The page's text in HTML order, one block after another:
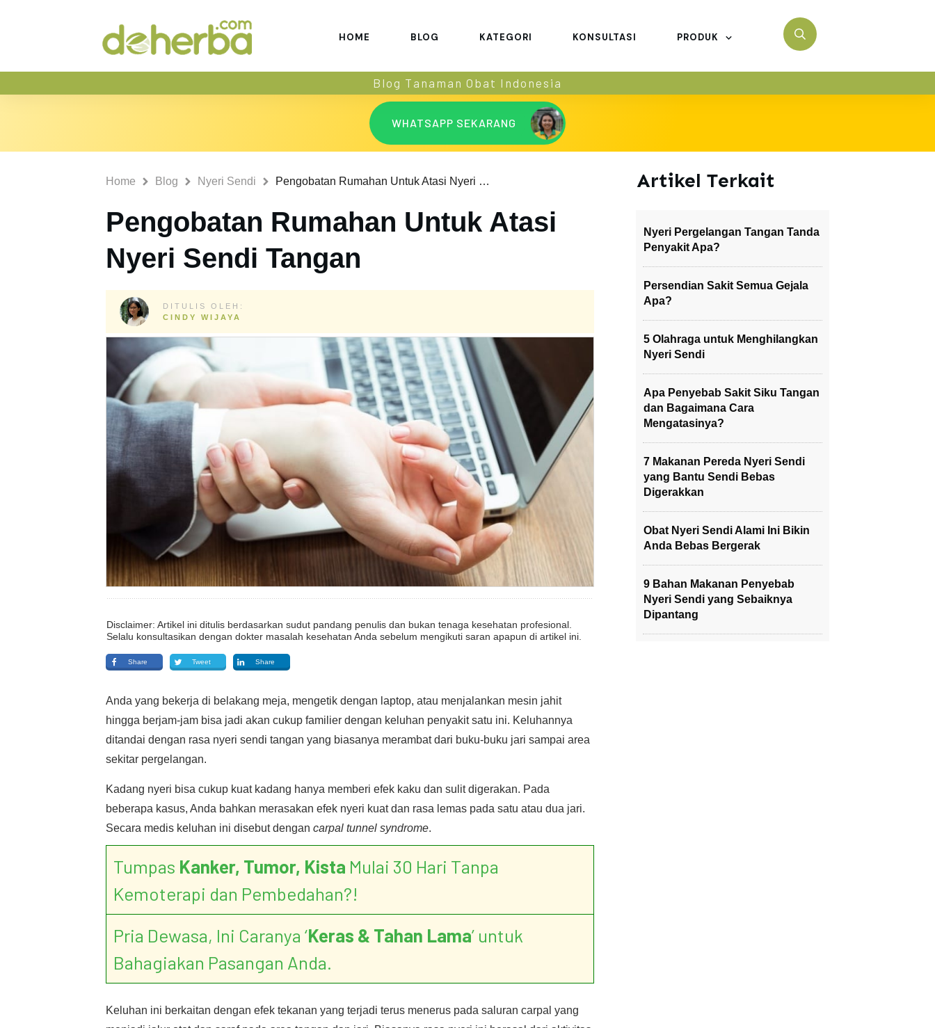
HOME BLOG KATEGORI KONSULTASI PRODUK
Blog Tanaman Obat Indonesia
WHATSAPP SEKARANG
Home Blog Nyeri Sendi Pengobatan Rumahan Untuk Atasi Nyeri Sendi Tangan
Pengobatan Rumahan Untuk Atasi
Nyeri Sendi Tangan
DITULIS OLEH:
CINDY WIJAYA
Disclaimer: Artikel ini ditulis berdasarkan sudut pandang penulis dan bukan tenaga kesehatan profesional.
Selalu konsultasikan dengan dokter masalah kesehatan Anda sebelum mengikuti saran apapun di artikel ini.
Share Tweet Share
Anda yang bekerja di belakang meja, mengetik dengan laptop, atau menjalankan mesin jahit
hingga berjam-jam bisa jadi akan cukup familier dengan keluhan penyakit satu ini. Keluhannya
ditandai dengan rasa nyeri sendi tangan yang biasanya merambat dari buku-buku jari sampai area
sekitar pergelangan.
Kadang nyeri bisa cukup kuat kadang hanya memberi efek kaku dan sulit digerakan. Pada
beberapa kasus, Anda bahkan merasakan efek nyeri kuat dan rasa lemas pada satu atau dua jari.
Secara medis keluhan ini disebut dengan carpal tunnel syndrome.
Tumpas Kanker, Tumor, Kista Mulai 30 Hari Tanpa
Kemoterapi dan Pembedahan?!
Pria Dewasa, Ini Caranya ‘Keras & Tahan Lama’ untuk
Bahagiakan Pasangan Anda.
Keluhan ini berkaitan dengan efek tekanan yang terjadi terus menerus pada saluran carpal yang
Artikel Terkait
Nyeri Pergelangan Tangan Tanda
Penyakit Apa?
Persendian Sakit Semua Gejala
Apa?
5 Olahraga untuk Menghilangkan
Nyeri Sendi
Apa Penyebab Sakit Siku Tangan
dan Bagaimana Cara
Mengatasinya?
7 Makanan Pereda Nyeri Sendi
yang Bantu Sendi Bebas
Digerakkan
Obat Nyeri Sendi Alami Ini Bikin
Anda Bebas Bergerak
9 Bahan Makanan Penyebab
Nyeri Sendi yang Sebaiknya
Dipantang